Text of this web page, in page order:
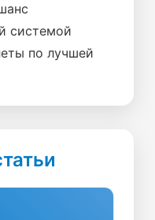
системой
по лучшей